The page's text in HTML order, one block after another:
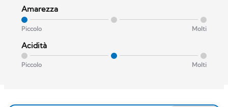
Amarezza
Piccolo Molti
Acidità
Piccolo Molti